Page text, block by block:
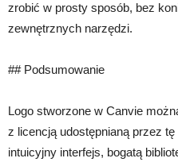
zrobić w prosty sposób, bez
zewnętrznych narzędzi.
## Podsumowanie
Logo stworzone w Canvie
z licencją udostępnianą przez
intuicyjny interfejs, bogatą